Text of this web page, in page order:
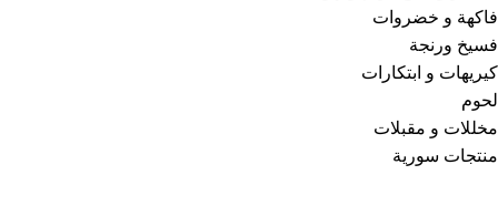
فاكهة و خضروات
فسيخ ورنجة
كيريهات و ابتكارات
لحوم
مخللات و مقبلات
منتجات سورية